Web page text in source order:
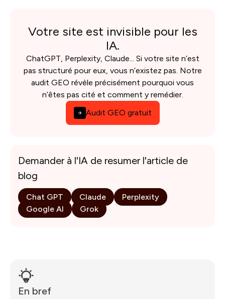
Demander à l'IA de resumer l'article de
blog
Chat GPT Claude
Perplexity
Google AI
Grok
Votre site est invisible pour les
IA.
ChatGPT, Perplexity, Claude... Si votre site n’est
pas structuré pour eux, vous n’existez pas. Notre
audit GEO révèle précisément pourquoi vous
n’êtes pas cité et comment y remédier.
Audit GEO gratuit
En bref